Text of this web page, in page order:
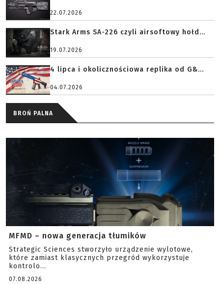
22.07.2026
Stark Arms SA-226 czyli airsoftowy hołd...
19.07.2026
4 lipca i okolicznościowa replika od G&...
04.07.2026
BROŃ PALNA
MFMD – nowa generacja tłumików
Strategic Sciences stworzyło urządzenie wylotowe,
które zamiast klasycznych przegród wykorzystuje
kontrolo...
07.08.2026